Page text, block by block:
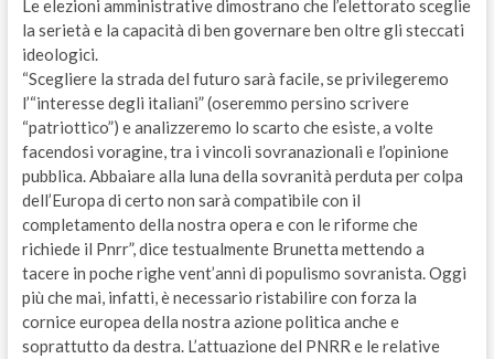
Le elezioni amministrative dimostrano che l’elettorato sceglie
la serietà e la capacità di ben governare ben oltre gli steccati
ideologici.
“Scegliere la strada del futuro sarà facile, se privilegeremo
l’“interesse degli italiani” (oseremmo persino scrivere
“patriottico”) e analizzeremo lo scarto che esiste, a volte
facendosi voragine, tra i vincoli sovranazionali e l’opinione
pubblica. Abbaiare alla luna della sovranità perduta per colpa
dell’Europa di certo non sarà compatibile con il
completamento della nostra opera e con le riforme che
richiede il Pnrr”, dice testualmente Brunetta mettendo a
tacere in poche righe vent’anni di populismo sovranista. Oggi
più che mai, infatti, è necessario ristabilire con forza la
cornice europea della nostra azione politica anche e
soprattutto da destra. L’attuazione del PNRR e le relative